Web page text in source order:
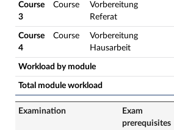
Course
3
Course
Vorbereitung
Referat
Course
4
Course
Vorbereitung
Hausarbeit
Workload by module
Total module workload
Examination
Exam
prerequisites